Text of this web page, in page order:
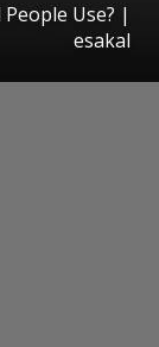
Use? |
esakal